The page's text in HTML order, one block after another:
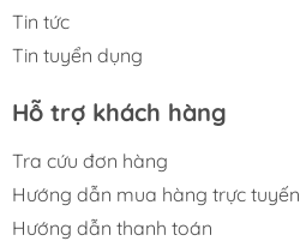
Tin tức
Tin tuyển dụng
Hỗ trợ khách hàng
Tra cứu đơn hàng
Hướng dẫn mua hàng trực tuyến
Hướng dẫn thanh toán